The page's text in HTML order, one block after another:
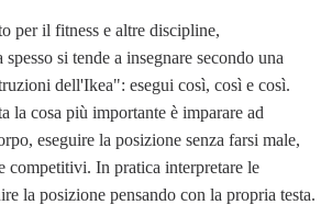
per il fitness e altre discipline,
si tende a insegnare secondo una
dell'Ikea": esegui così, così e così.
la cosa più importante è imparare ad
eseguire la posizione senza farsi male,
competitivi. In pratica interpretare le
la posizione pensando con la propria testa.